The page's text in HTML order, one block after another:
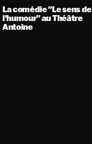
La comédie "Le sens de
l'humour" au Théâtre
Antoine